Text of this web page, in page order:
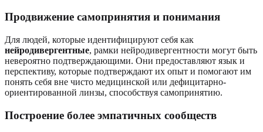
Продвижение самопринятия и понимания
Для людей, которые идентифицируют себя как
нейродивергентные, рамки нейродивергентности могут быть
невероятно подтверждающими. Они предоставляют язык и
перспективу, которые подтверждают их опыт и помогают им
понять себя вне чисто медицинской или дефицитарно-
ориентированной линзы, способствуя самопринятию.
Построение более эмпатичных сообществ